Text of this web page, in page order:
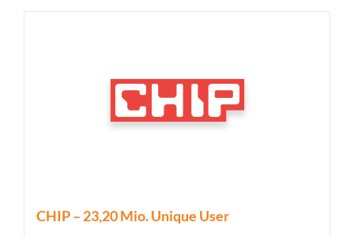
CHIP – 23,20 Mio. Unique User